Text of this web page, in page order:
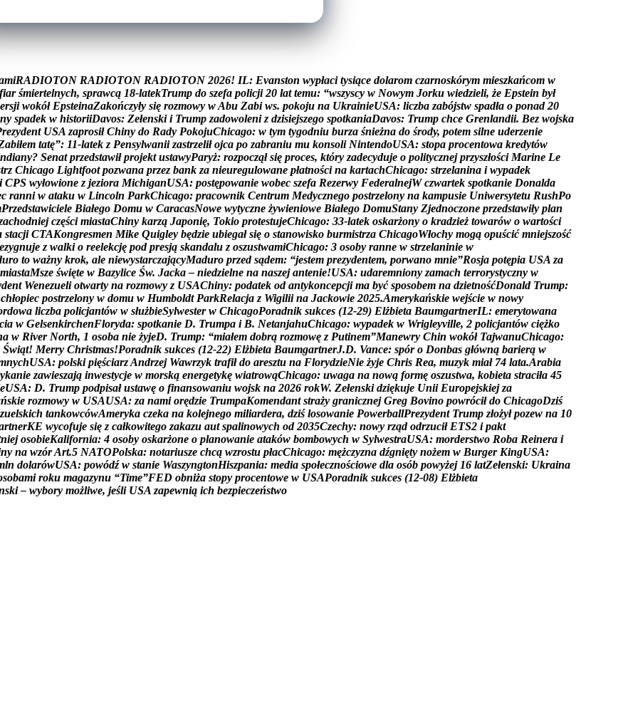
miRADIOTON RADIOTON RADIOTON 2026! IL: Evanston wypłaci tysiące dolarom czarnoskórym mieszkańcom w
fiar śmiertelnych, sprawcą 18-latekTrump do szefa policji 20 lat temu: “wszyscy w Nowym Jorku wiedzieli, że Epstein był
ersji wokół EpsteinaZakończyły się rozmowy wAbu Zabi ws. pokoju na UkrainieUSA: liczba zabójstw spadła o ponad 20
ny spadek w historiiDavos: Zełenski i Trump zadowoleni z dzisiejszego spotkaniaDavos: Trump chce Grenlandii. Bez wojska
rezydent USA zaprosił Chiny do Rady PokojuChicago: w tym tygodniu burza śnieżna do środy, potem silne uderzenie
abiłem tatę”: 11-latek z Pensylwanii zastrzelił ojca po zabraniu mu konsoli NintendoUSA: stopa procentowa kredytów
ndiany? Senat przedstawił projekt ustawyParyż: rozpoczął się proces, który zadecyduje o politycznej przyszłości Marine Le
trz Chicago Lightfoot pozwana przez bank za nieuregulowane płatności na kartachChicago: strzelanina i wypadek
i CPS wyłowione z jeziora MichiganUSA: postępowanie wobec szefa Rezerwy FederalnejW czwartek spotkanie Donalda
c ranni w ataku w Lincoln ParkChicago: pracownik Centrum Medycznego postrzelony na kampusie Uniwersytetu RushPo
Przedstawiciele Białego Domu w CaracasNowe wytyczne żywieniowe Białego DomuStany Zjednoczone przedstawiły plan
achodniej części miastaChiny karzą Japonię, Tokio protestujeChicago: 33-latek oskarżony o kradzież towarów o wartości
stacji CTAKongresmen Mike Quigley będzie ubiegał się o stanowisko burmistrza ChicagoWłochy mogą opuścić mniejszość
ezygnuje z walki o reelekcję pod presją skandalu z oszustwamiChicago: 3 osoby ranne w strzelaninie w
uro to ważny krok, ale niewystarczającyMaduro przed sądem: “jestem prezydentem, porwano mnie”Rosja potępia USA za
miastaMsze święte w Bazylice Św. Jacka – niedzielne na naszej antenie!USA: udaremniony zamach terrorystyczny w
dent Wenezueli otwarty na rozmowy z USAChiny: podatek od antykoncepcji ma być sposobem na dzietnośćDonald Trump:
chłopiec postrzelony w domu w Humboldt ParkRelacja z Wigilii na Jackowie 2025.Amerykańskie wejście w nowy
rdowa liczba policjantów w służbieSylwester w ChicagoPoradnik sukces (12-29) Elżbieta BaumgartnerIL: emerytowana
cia w GelsenkirchenFloryda: spotkanie D. Trumpa i B. NetanjahuChicago: wypadek w Wrigleyville, 2 policjantów ciężko
a w River North, 1 osoba nie żyjeD. Trump: “miałem dobrą rozmowę z Putinem”Manewry Chin wokół TajwanuChicago:
Świąt! Merry Christmas!Poradnik sukces (12-22) Elżbieta BaumgartnerJ.D. Vance: spór o Donbas główną barierą w
nychUSA: polski pięściarzAndrzej Wawrzyk trafił do aresztu na FlorydzieNie żyje Chris Rea, muzyk miał 74 lata.Arabia
ykanie zawieszają inwestycje w morską energetykę wiatrowąChicago: uwaga na nową formę oszustwa, kobieta straciła 45
eUSA: D. Trump podpisał ustawę o finansowaniu wojsk na 2026 rokW. Zełenski dziękuje Unii Europejskiej za
ńskie rozmowy w USAUSA: za nami orędzie TrumpaKomendant straży granicznej Greg Bovino powrócił do ChicagoDziś
zuelskich tankowcówAmeryka czeka na kolejnego miliardera, dziś losowanie PowerballPrezydent Trump złożył pozew na 10
rtnerKE wycofuje się z całkowitego zakazu aut spalinowych od 2035Czechy: nowy rząd odrzucił ETS2 i pakt
niej osobieKalifornia: 4 osoby oskarżone o planowanie ataków bombowych w SylwestraUSA: morderstwo Roba Reinera i
ny na wzórArt.5 NATOPolska: notariusze chcą wzrostu płacChicago: mężczyzna dźgnięty nożem w Burger KingUSA:
ln dolarówUSA: powódź w stanie WaszyngtonHiszpania: media społecznościowe dla osób powyżej 16 latZełenski: Ukraina
sobami roku magazynu “Time”FED obniża stopy procentowe w USAPoradnik sukces (12-08) Elżbieta
ski – wybory możliwe, jeśli USA zapewnią ich bezpieczeństwo